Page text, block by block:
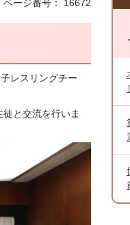
ページ番号：
16672
レスリングチー
と交流を行いま